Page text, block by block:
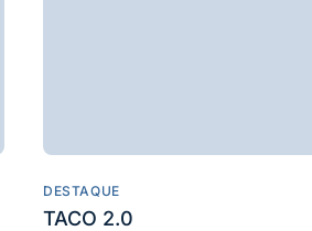
DESTAQUE
TACO 2.0